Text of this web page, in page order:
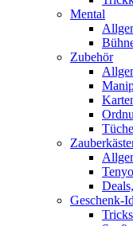
Mental
Zubehör
Tenyo
Geschenk-